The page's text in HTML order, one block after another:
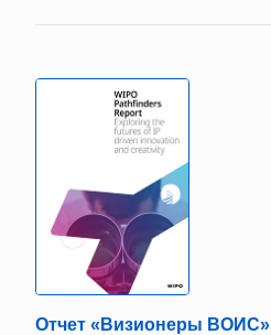
Отчет «Визионеры ВОИС»